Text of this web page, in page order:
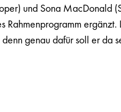
und Sona MacDonald
ergänzt.
genau dafür soll er da